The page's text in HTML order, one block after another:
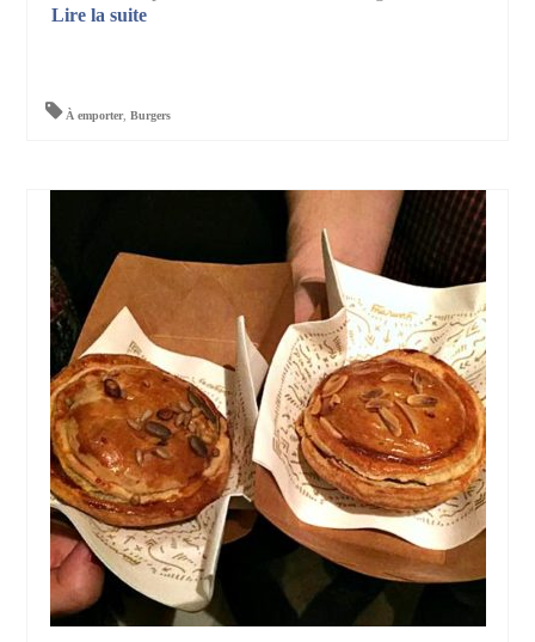
Lire la suite­­
À emporter,Burgers